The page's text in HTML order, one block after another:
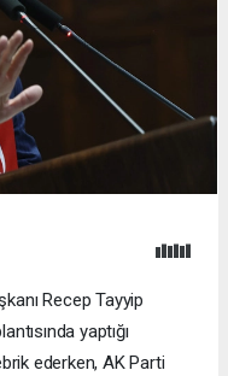
Recep Tayyip
yaptığı
ederken, AK Parti